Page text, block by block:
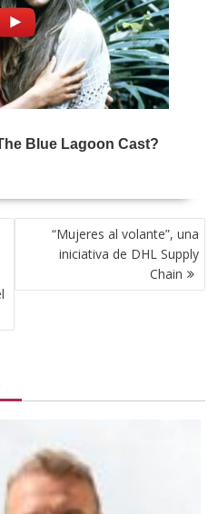
“Mujeres al volante”, una
iniciativa de DHL Supply
Chain